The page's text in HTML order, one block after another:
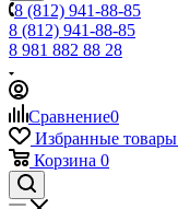
8 (812) 941-88-85
8 (812) 941-88-85
8 981 882 88 28
Сравнение0
Избранные товары
Корзина 0